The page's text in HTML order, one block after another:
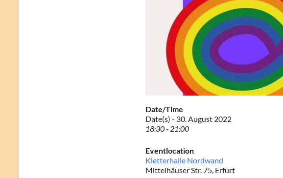
Date/Time
Date(s) - 30. August 2022
18:30 - 21:00
Eventlocation
Kletterhalle Nordwand
Mittelhäuser Str. 75, Erfurt